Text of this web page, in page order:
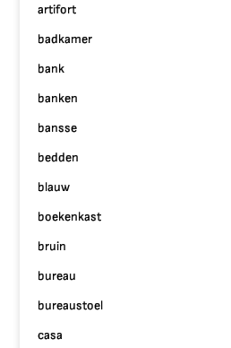
artifort
badkamer
bank
banken
bansse
bedden
blauw
boekenkast
bruin
bureau
bureaustoel
casa